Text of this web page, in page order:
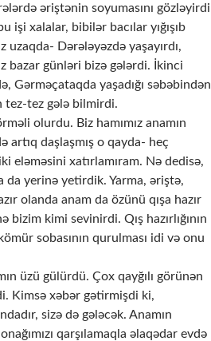
əriştənin soyumasını gözləyirdi
işi xalalar, bibilər bacılar yığışıb
uzaqda- Dərələyəzdə yaşayırdı,
bazar günləri bizə gələrdi. İkinci
Gərməçataqda yaşadığı səbəbindən
tez-tez gələ bilmirdi.
olurdu. Biz hamımız anamın
daşlaşmış o qayda- heç
eləməsini xatırlamıram. Nə dedisə,
da yerinə yetirdik. Yarma, əriştə,
olanda anam da özünü qışa hazır
bizim kimi sevinirdi. Qış hazırlığının
sobasının qurulması idi və onu
üzü gülürdü. Çox qayğılı görünən
Kimsə xəbər gətirmişdi ki,
sizə də gələcək. Anamın
qarşılamaqla əlaqədar evdə